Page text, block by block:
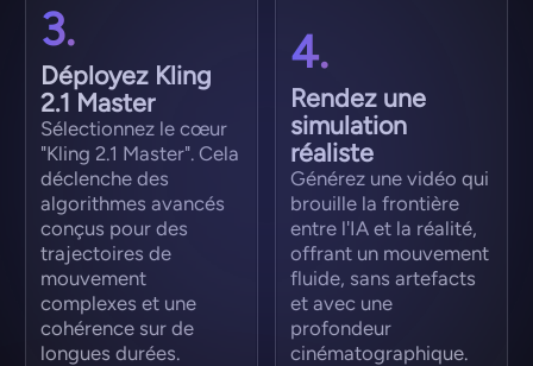
3.
Déployez Kling
2.1 Master
Sélectionnez le cœur
"Kling 2.1 Master". Cela
déclenche des
algorithmes avancés
conçus pour des
trajectoires de
mouvement
complexes et une
cohérence sur de
longues durées.
4.
Rendez une
simulation
réaliste
Générez une vidéo qui
brouille la frontière
entre l'IA et la réalité,
offrant un mouvement
fluide, sans artefacts
et avec une
profondeur
cinématographique.